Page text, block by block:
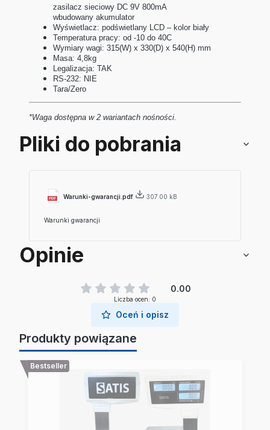
zasilacz sieciowy DC 9V 800mA
wbudowany akumulator
Wyświetlacz: podświetlany LCD – kolor biały
Temperatura pracy: od -10 do 40C
Wymiary wagi: 315(W) x 330(D) x 540(H) mm
Masa: 4,8kg
Legalizacja: TAK
RS-232: NIE
Tara/Zero
*Waga dostępna w 2 wariantach nośności.
Pliki do pobrania
Warunki-gwarancji.pdf 307.00 kB
Warunki gwarancji
Opinie
0.00
Liczba ocen: 0
Oceń i opisz
Produkty powiązane
Bestseller